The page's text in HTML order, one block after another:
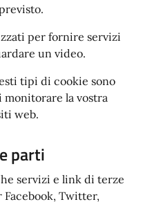
per fornire servizi
un video.
tipi di cookie sono
monitorare la vostra
web.
parti
servizi e link di terze
Twitter,